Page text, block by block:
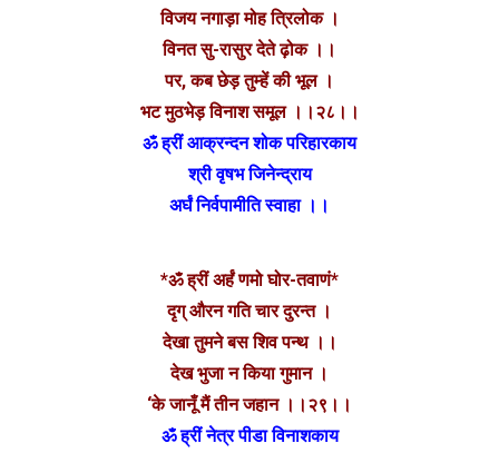
विजय नगाड़ा मोह त्रिलोक ।
विनत सु-रासुर देते ढ़ोक ।।
पर, कब छेड़ तुम्हें की भूल ।
भट मुठभेड़ विनाश समूल ।।२८।।
ॐ ह्रीं आक्रन्दन शोक परिहारकाय
श्री वृषभ जिनेन्द्राय
अर्घं निर्वपामीति स्वाहा ।।
*ॐ ह्रीं अर्हं णमो घोर-तवाणं*
दृग् औरन गति चार दुरन्त ।
देखा तुमने बस शिव पन्थ ।।
देख भुजा न किया गुमान ।
‘के जानूँ मैं तीन जहान ।।२९।।
ॐ ह्रीं नेत्र पीडा विनाशकाय